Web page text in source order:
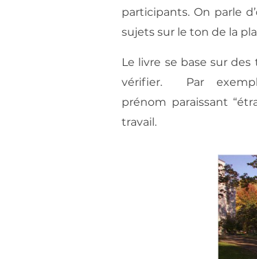
participants. On parle
sujets sur le ton de la
Le livre se base sur
vérifier. Par
prénom paraissant
travail.